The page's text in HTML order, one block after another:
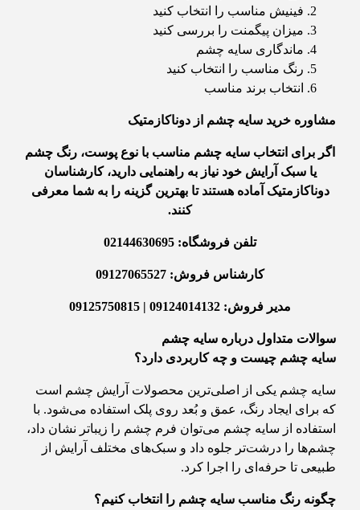
فینیش مناسب را انتخاب کنید
میزان پیگمنت را بررسی کنید
ماندگاری سایه چشم
رنگ مناسب را انتخاب کنید
انتخاب برند مناسب
مشاوره خرید سایه چشم از دوناکازمتیک
اگر برای انتخاب سایه چشم مناسب با نوع پوست، رنگ چشم
یا سبک آرایش خود نیاز به راهنمایی دارید، کارشناسان
دوناکازمتیک آماده هستند تا بهترین گزینه را به شما معرفی
کنند.
تلفن فروشگاه: 02144630695
کارشناس فروش: 09127065527
مدیر فروش: 09124014132 | 09125750815
سوالات متداول درباره سایه چشم
سایه چشم چیست و چه کاربردی دارد؟
سایه چشم یکی از اصلی‌ترین محصولات آرایش چشم است
که برای ایجاد رنگ، عمق و بُعد روی پلک استفاده می‌شود. با
استفاده از سایه چشم می‌توان فرم چشم را زیباتر نشان داد،
چشم‌ها را درشت‌تر جلوه داد و سبک‌های مختلف آرایش از
طبیعی تا حرفه‌ای را اجرا کرد.
چگونه رنگ مناسب سایه چشم را انتخاب کنیم؟